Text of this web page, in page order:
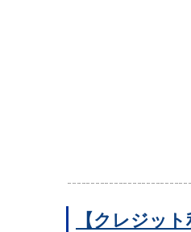
【クレジッ